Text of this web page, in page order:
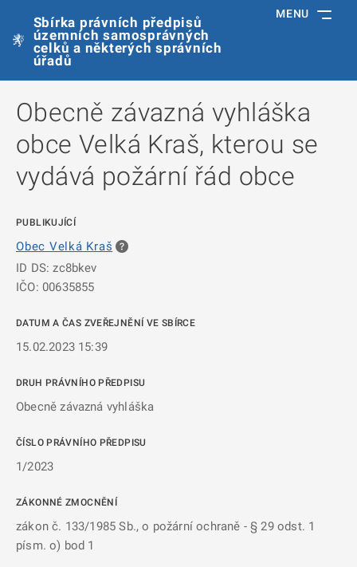
Sbírka právních předpisů
územních samosprávných
celků a některých správních
úřadů
MENU
Obecně závazná vyhláška
obce Velká Kraš, kterou se
vydává požární řád obce
PUBLIKUJÍCÍ
Obec Velká Kraš
ID DS: zc8bkev
IČO: 00635855
DATUM A ČAS ZVEŘEJNĚNÍ VE SBÍRCE
15.02.2023 15:39
DRUH PRÁVNÍHO PŘEDPISU
Obecně závazná vyhláška
ČÍSLO PRÁVNÍHO PŘEDPISU
1/2023
ZÁKONNÉ ZMOCNĚNÍ
zákon č. 133/1985 Sb., o požární ochraně - § 29 odst. 1
písm. o) bod 1